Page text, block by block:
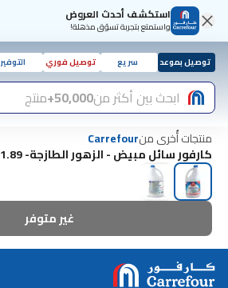
استكشف أحدث العروض
واستمتع بتجربة تسوّق مذهلة!
توصيل بموعد سريع توصيل فوري التوفير
ابحث بين أكثر من50,000+ منتج
منتجات أُخرى منCarrefour
كارفور سائل مبيض - الزهور الطازجة- 1.89 لتر
غير متوفر